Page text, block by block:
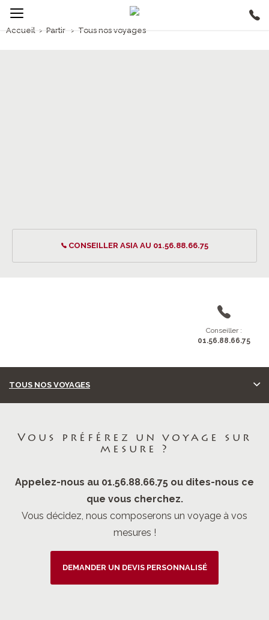
Accueil › Partir › Tous nos voyages
CONSEILLER ASIA AU 01.56.88.66.75
Conseiller :
01.56.88.66.75
TOUS NOS VOYAGES
Vous préférez un voyage sur
mesure ?
Appelez-nous au 01.56.88.66.75 ou dites-nous ce
que vous cherchez.
Vous décidez, nous composerons un voyage à vos
mesures !
DEMANDER UN DEVIS PERSONNALISÉ